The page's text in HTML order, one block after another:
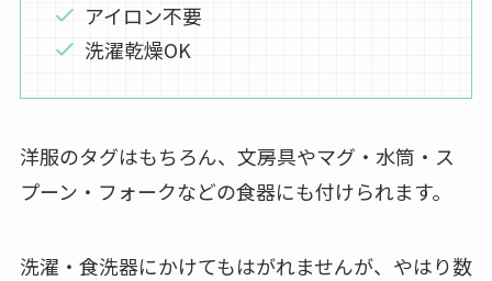
アイロン不要
洗濯乾燥OK
洋服のタグはもちろん、文房具やマグ・水筒・ス
プーン・フォークなどの食器にも付けられます。
洗濯・食洗器にかけてもはがれませんが、やはり数